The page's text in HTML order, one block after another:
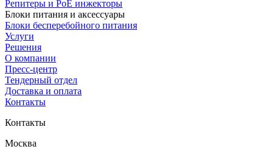
Репитеры и PoE инжекторы
Блоки питания и аксессуары
Блоки бесперебойного питания
Услуги
Решения
О компании
Пресс-центр
Тендерный отдел
Доставка и оплата
Контакты
Контакты
Москва